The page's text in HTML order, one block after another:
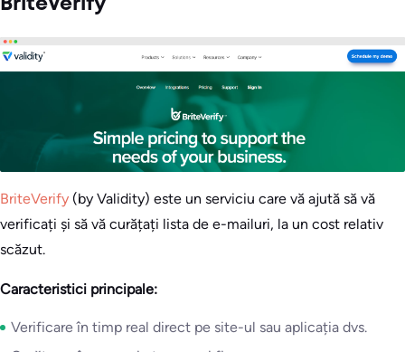
BriteVerify
BriteVerify (by Validity) este un serviciu care vă ajută să vă
verificați și să vă curățați lista de e-mailuri, la un cost relativ
scăzut.
Caracteristici principale:
Verificare în timp real direct pe site-ul sau aplicația dvs.